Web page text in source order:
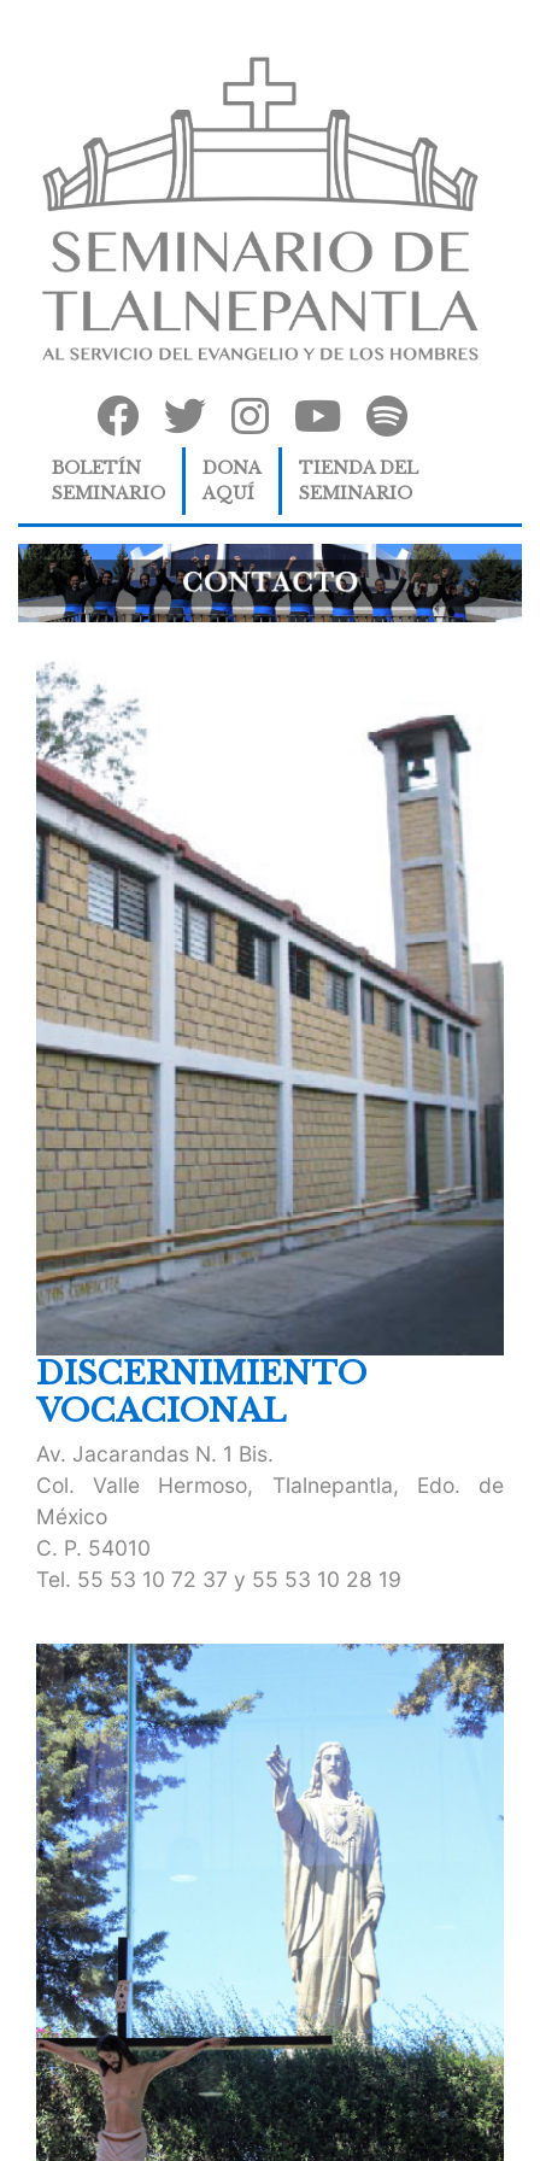
BOLETÍN
SEMINARIO
DONA
AQUÍ
TIENDA DEL
SEMINARIO
DISCERNIMIENTO
VOCACIONAL
Av. Jacarandas N. 1 Bis.
Col. Valle Hermoso, Tlalnepantla, Edo. de
México
C. P. 54010
Tel. 55 53 10 72 37 y 55 53 10 28 19